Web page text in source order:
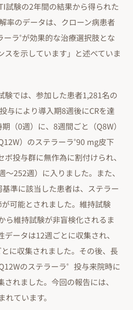
試験の2年間の結果から得られた
率のデータは、クローン病患者
ーラ®が効果的な治療選択肢とな
スを示しています」と述べていま
験では、参加した患者1,281名の
与により導入期8週後にCRを達
（0週）に、8週間ごと（Q8W）
）のステラーラ®90 mg皮下
投与群に無作為に割付けられ、
～252週）に入りました。また、
準に該当した患者は、ステラー
可能とされました。維持試験
ら維持試験が非盲検化されるま
ータは12週ごとに収集され、
に収集されました。その後、長
のステラーラ® 投与来院時に
れました。今回の報告には、
ています。